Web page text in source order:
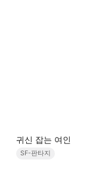
귀신 잡는 여인
SF-판타지